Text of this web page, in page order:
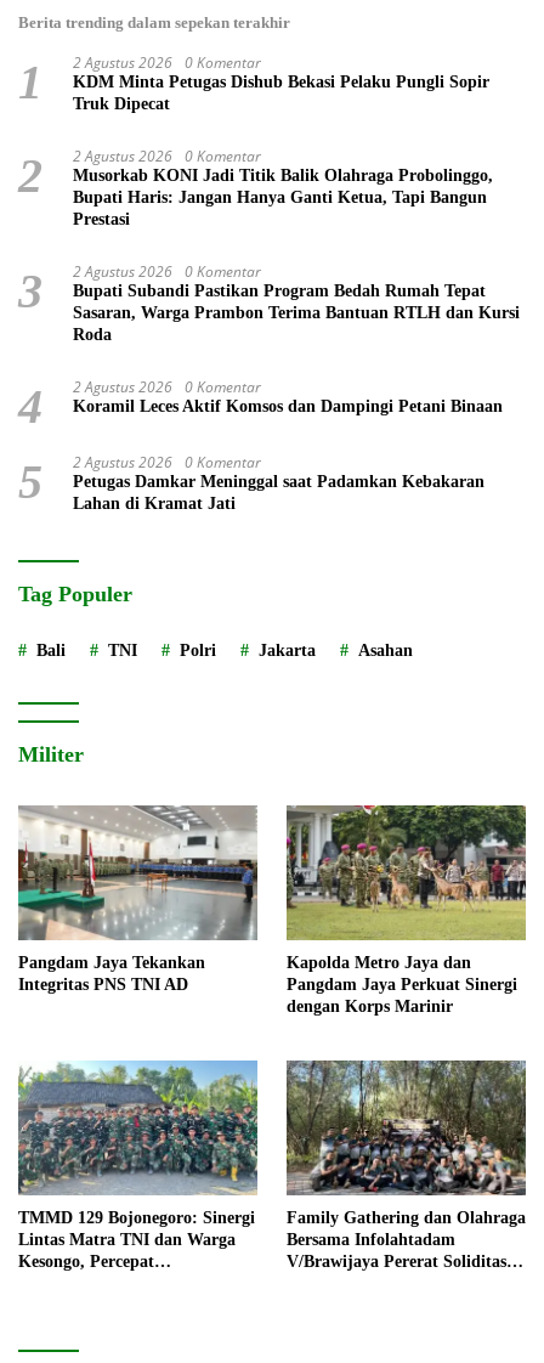
Berita trending dalam sepekan terakhir
1 2 Agustus 2026 0 Komentar
KDM Minta Petugas Dishub Bekasi Pelaku Pungli Sopir
Truk Dipecat
2 2 Agustus 2026 0 Komentar
Musorkab KONI Jadi Titik Balik Olahraga Probolinggo,
Bupati Haris: Jangan Hanya Ganti Ketua, Tapi Bangun
Prestasi
3 2 Agustus 2026 0 Komentar
Bupati Subandi Pastikan Program Bedah Rumah Tepat
Sasaran, Warga Prambon Terima Bantuan RTLH dan Kursi
Roda
4 2 Agustus 2026 0 Komentar
Koramil Leces Aktif Komsos dan Dampingi Petani Binaan
5 2 Agustus 2026 0 Komentar
Petugas Damkar Meninggal saat Padamkan Kebakaran
Lahan di Kramat Jati
Tag Populer
Bali TNI Polri Jakarta Asahan
Militer
Pangdam Jaya Tekankan
Integritas PNS TNI AD
Kapolda Metro Jaya dan
Pangdam Jaya Perkuat Sinergi
dengan Korps Marinir
TMMD 129 Bojonegoro: Sinergi
Lintas Matra TNI dan Warga
Kesongo, Percepat
Family Gathering dan Olahraga
Bersama Infolahtadam
V/Brawijaya Pererat Soliditas